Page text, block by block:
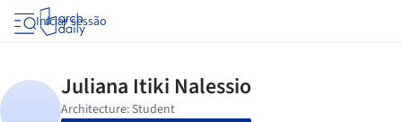
Iniciar sessão